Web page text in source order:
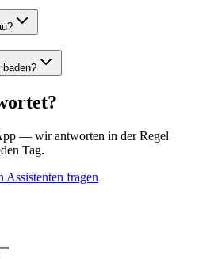
baden?
— wir antworten in der Regel
Tag.
Assistenten fragen